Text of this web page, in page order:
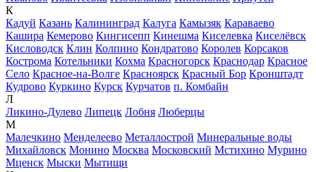
К
Кадуй Казань Калининград Калуга Камызяк Караваево
Кашира Кемерово Кингисепп Кинешма Киселевка Киселёвск
Кисловодск Клин Колпино Кондратово Королев Корсаков
Кострома Котельники Кохма Красногорск Краснодар Красное
Село Красное-на-Волге Красноярск Красный Бор Кронштадт
Кудрово Куркино Курск Курчатов п. Комбайн
Л
Ликино-Дулево Липецк Лобня Люберцы
М
Малечкино Менделеево Металлострой Минеральные воды
Михайловск Монино Москва Московский Мстихино Мурино
Мценск Мыски Мытищи